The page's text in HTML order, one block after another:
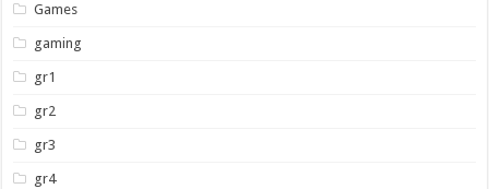
Games
gaming
gr1
gr2
gr3
gr4